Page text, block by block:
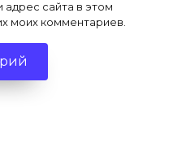
адрес сайта в этом
моих комментариев.